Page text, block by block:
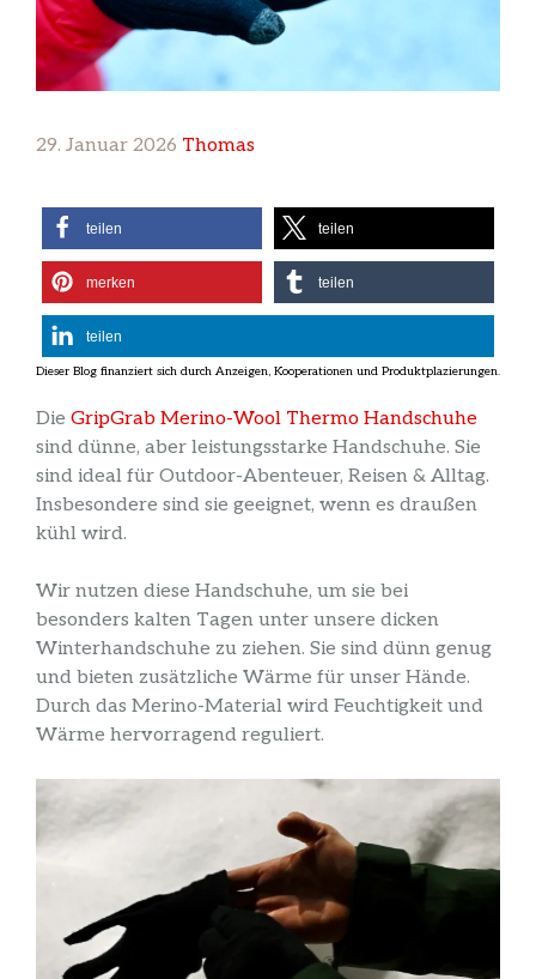
29. Januar 2026 Thomas
teilen teilen
merken teilen
teilen
Die GripGrab Merino-Wool Thermo Handschuhe
sind dünne, aber leistungsstarke Handschuhe. Sie
sind ideal für Outdoor-Abenteuer, Reisen & Alltag.
Insbesondere sind sie geeignet, wenn es draußen
kühl wird.
Wir nutzen diese Handschuhe, um sie bei
besonders kalten Tagen unter unsere dicken
Winterhandschuhe zu ziehen. Sie sind dünn genug
und bieten zusätzliche Wärme für unser Hände.
Durch das Merino-Material wird Feuchtigkeit und
Wärme hervorragend reguliert.